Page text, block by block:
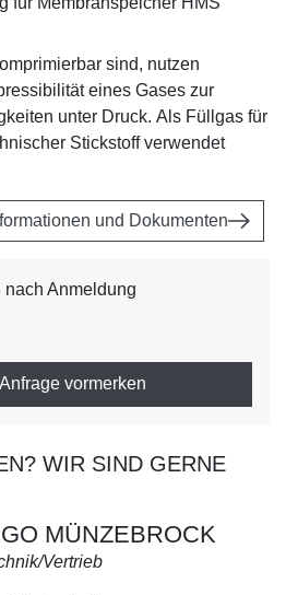
sind, nutzen
eines Gases zur
unter Druck. Als Füllgas für
Stickstoff verwendet
und Dokumenten
Anmeldung
vormerken
WIR SIND GERNE
MÜNZEBROCK
Vertrieb